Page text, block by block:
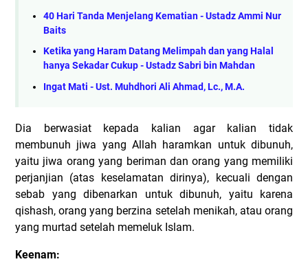
40 Hari Tanda Menjelang Kematian - Ustadz Ammi Nur
Baits
Ketika yang Haram Datang Melimpah dan yang Halal
hanya Sekadar Cukup - Ustadz Sabri bin Mahdan
Ingat Mati - Ust. Muhdhori Ali Ahmad, Lc., M.A.
Dia berwasiat kepada kalian agar kalian tidak
membunuh jiwa yang Allah haramkan untuk dibunuh,
yaitu jiwa orang yang beriman dan orang yang memiliki
perjanjian (atas keselamatan dirinya), kecuali dengan
sebab yang dibenarkan untuk dibunuh, yaitu karena
qishash, orang yang berzina setelah menikah, atau orang
yang murtad setelah memeluk Islam.
Keenam: